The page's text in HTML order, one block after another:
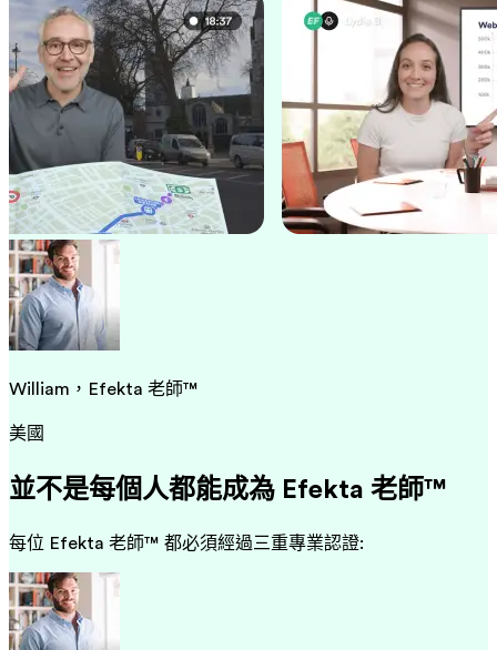
William，Efekta 老師™
美國
並不是每個人都能成為 Efekta 老師™
每位 Efekta 老師™ 都必須經過三重專業認證: